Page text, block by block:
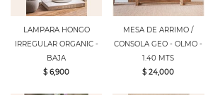
LAMPARA HONGO
IRREGULAR ORGANIC -
BAJA
$ 6,900
MESA DE ARRIMO /
CONSOLA GEO - OLMO -
1.40 MTS
$ 24,000